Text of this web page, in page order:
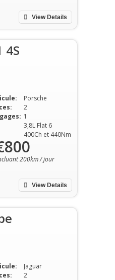
View Details
4S
Porsche
2
1
3,8L Flat 6
400Ch et 440Nm
View Details
200km / jour
Jaguar
2